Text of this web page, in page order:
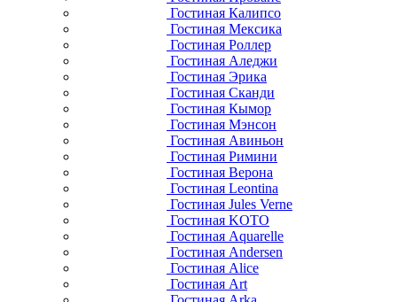
Гостиная Калипсо
Гостиная Мексика
Гостиная Роллер
Гостиная Аледжи
Гостиная Эрика
Гостиная Сканди
Гостиная Кымор
Гостиная Мэнсон
Гостиная Авиньон
Гостиная Римини
Гостиная Верона
Гостиная Leontina
Гостиная Jules Verne
Гостиная KOTO
Гостиная Aquarelle
Гостиная Andersen
Гостиная Alice
Гостиная Art